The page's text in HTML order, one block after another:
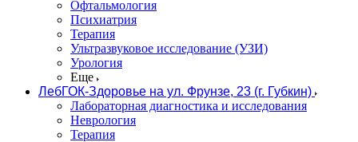
Офтальмология
Психиатрия
Терапия
Ультразвуковое исследование (УЗИ)
Урология
Еще
ЛебГОК-Здоровье на ул. Фрунзе, 23 (г. Губкин)
Лабораторная диагностика и исследования
Неврология
Терапия